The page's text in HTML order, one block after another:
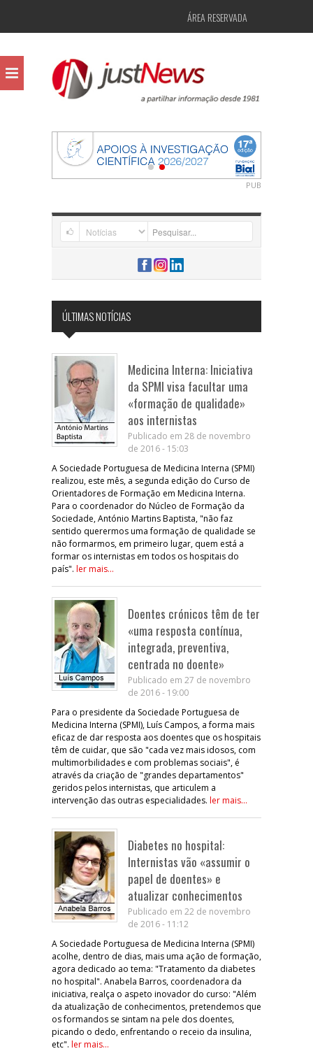
ÁREA RESERVADA
PUB
ÚLTIMAS NOTÍCIAS
Medicina Interna: Iniciativa
da SPMI visa facultar uma
«formação de qualidade»
aos internistas
Publicado em 28 de novembro
de 2016 - 15:03
A Sociedade Portuguesa de Medicina Interna (SPMI)
realizou, este mês, a segunda edição do Curso de
Orientadores de Formação em Medicina Interna.
Para o coordenador do Núcleo de Formação da
Sociedade, António Martins Baptista, "não faz
sentido querermos uma formação de qualidade se
não formarmos, em primeiro lugar, quem está a
formar os internistas em todos os hospitais do
país". ler mais...
Doentes crónicos têm de ter
«uma resposta contínua,
integrada, preventiva,
centrada no doente»
Publicado em 27 de novembro
de 2016 - 19:00
Para o presidente da Sociedade Portuguesa de
Medicina Interna (SPMI), Luís Campos, a forma mais
eficaz de dar resposta aos doentes que os hospitais
têm de cuidar, que são "cada vez mais idosos, com
multimorbilidades e com problemas sociais", é
através da criação de "grandes departamentos"
geridos pelos internistas, que articulem a
intervenção das outras especialidades. ler mais...
Diabetes no hospital:
Internistas vão «assumir o
papel de doentes» e
atualizar conhecimentos
Publicado em 22 de novembro
de 2016 - 11:12
A Sociedade Portuguesa de Medicina Interna (SPMI)
acolhe, dentro de dias, mais uma ação de formação,
agora dedicado ao tema: "Tratamento da diabetes
no hospital". Anabela Barros, coordenadora da
iniciativa, realça o aspeto inovador do curso: "Além
da atualização de conhecimentos, pretendemos que
os formandos se sintam na pele dos doentes,
picando o dedo, enfrentando o receio da insulina,
etc". ler mais...